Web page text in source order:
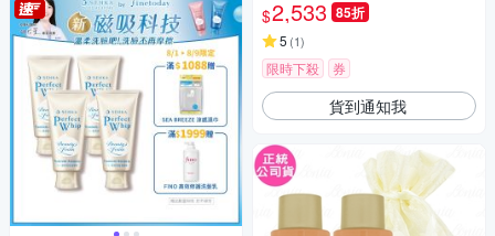
$2,533 85折
5 (1)
限時下殺 券
貨到通知我